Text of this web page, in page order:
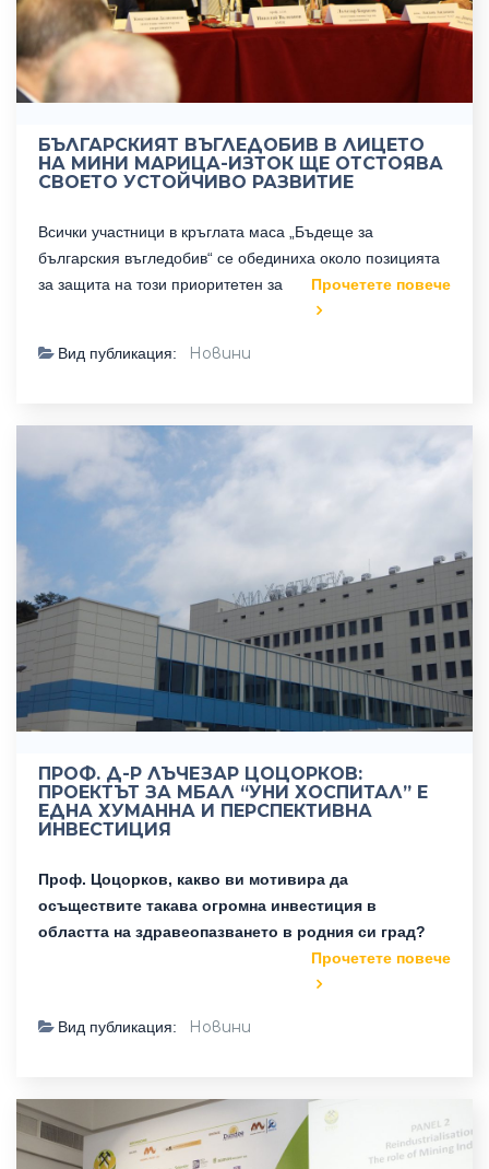
БЪЛГАРСКИЯТ ВЪГЛЕДОБИВ В ЛИЦЕТО
НА МИНИ МАРИЦА-ИЗТОК ЩЕ ОТСТОЯВА
СВОЕТО УСТОЙЧИВО РАЗВИТИЕ
Всички участници в кръглата маса „Бъдеще за
българския въгледобив“ се обединиха около позицията
за защита на този приоритетен за
Прочетете повече
Вид публикация: Новини
ПРОФ. Д-Р ЛЪЧЕЗАР ЦОЦОРКОВ:
ПРОЕКТЪТ ЗА МБАЛ “УНИ ХОСПИТАЛ” Е
ЕДНА ХУМАННА И ПЕРСПЕКТИВНА
ИНВЕСТИЦИЯ
Проф. Цоцорков, какво ви мотивира да
осъществите такава огромна инвестиция в
областта на здравеопазването в родния си град?
Прочетете повече
Вид публикация: Новини